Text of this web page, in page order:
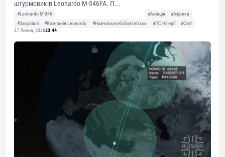
штурмовиків Leonardo M-346FA. П...
#Leonardo M-346 #Авіація
#Африка
#Закупівлі
#Компанія Leonardo #Навчально-бойові літаки #ПС Нігерії
#Світ
27 Липня, 202623:44